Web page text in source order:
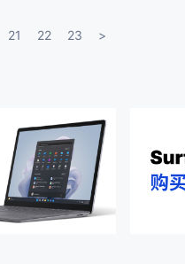
21 22 23 >